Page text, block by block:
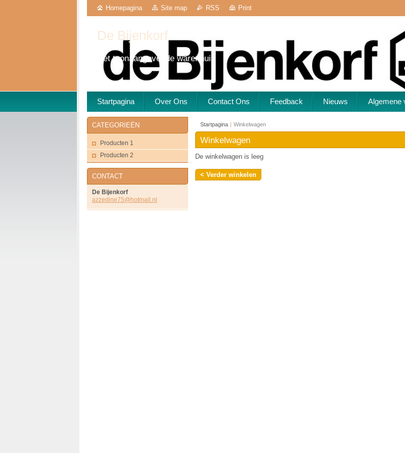
Homepagina Site map RSS Print
De Bijenkorf
Hét toonaangevende warenhuis
Startpagina Over Ons Contact Ons Feedback Nieuws Algemene
Startpagina | Winkelwagen
Winkelwagen
De winkelwagen is leeg
CATEGORIEËN
Producten 1
Producten 2
CONTACT
De Bijenkorf
azzedine75@hotmail.nl